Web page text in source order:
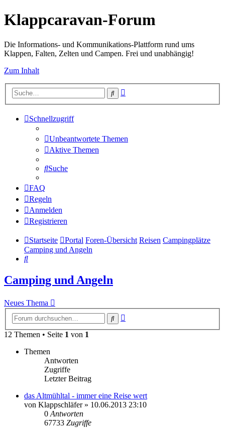
Klappcaravan-Forum
Die Informations- und Kommunikations-Plattform rund ums
Klappen, Falten, Zelten und Campen. Frei und unabhängig!
Zum Inhalt
Suche
Schnellzugriff
Unbeantwortete Themen
Aktive Themen
Suche
FAQ
Regeln
Anmelden
Registrieren
Startseite Portal Foren-Übersicht Reisen Campingplätze
Camping und Angeln
Suche
Camping und Angeln
Neues Thema
Suche
12 Themen • Seite 1 von 1
Themen
Antworten
Zugriffe
Letzter Beitrag
das Altmühltal - immer eine Reise wert
von Klappschläfer» 10.06.2013 23:10
0 Antworten
67733 Zugriffe